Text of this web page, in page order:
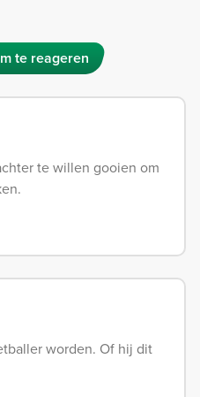
te reageren
te willen gooien om
worden. Of hij dit